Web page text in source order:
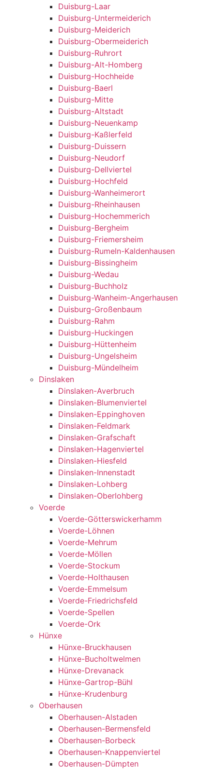
Duisburg-Laar
Duisburg-Untermeiderich
Duisburg-Meiderich
Duisburg-Obermeiderich
Duisburg-Ruhrort
Duisburg-Alt-Homberg
Duisburg-Hochheide
Duisburg-Baerl
Duisburg-Mitte
Duisburg-Altstadt
Duisburg-Neuenkamp
Duisburg-Kaßlerfeld
Duisburg-Duissern
Duisburg-Neudorf
Duisburg-Dellviertel
Duisburg-Hochfeld
Duisburg-Wanheimerort
Duisburg-Rheinhausen
Duisburg-Hochemmerich
Duisburg-Bergheim
Duisburg-Friemersheim
Duisburg-Rumeln-Kaldenhausen
Duisburg-Bissingheim
Duisburg-Wedau
Duisburg-Buchholz
Duisburg-Wanheim-Angerhausen
Duisburg-Großenbaum
Duisburg-Rahm
Duisburg-Huckingen
Duisburg-Hüttenheim
Duisburg-Ungelsheim
Duisburg-Mündelheim
Dinslaken
Dinslaken-Averbruch
Dinslaken-Blumenviertel
Dinslaken-Eppinghoven
Dinslaken-Feldmark
Dinslaken-Grafschaft
Dinslaken-Hagenviertel
Dinslaken-Hiesfeld
Dinslaken-Innenstadt
Dinslaken-Lohberg
Dinslaken-Oberlohberg
Voerde
Voerde-Götterswickerhamm
Voerde-Löhnen
Voerde-Mehrum
Voerde-Möllen
Voerde-Stockum
Voerde-Holthausen
Voerde-Emmelsum
Voerde-Friedrichsfeld
Voerde-Spellen
Voerde-Ork
Hünxe
Hünxe-Bruckhausen
Hünxe-Bucholtwelmen
Hünxe-Drevanack
Hünxe-Gartrop-Bühl
Hünxe-Krudenburg
Oberhausen
Oberhausen-Alstaden
Oberhausen-Bermensfeld
Oberhausen-Borbeck
Oberhausen-Knappenviertel
Oberhausen-Dümpten